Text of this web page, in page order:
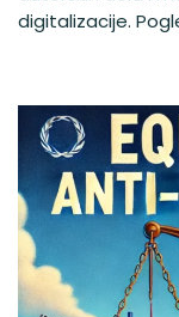
digitalizacije.